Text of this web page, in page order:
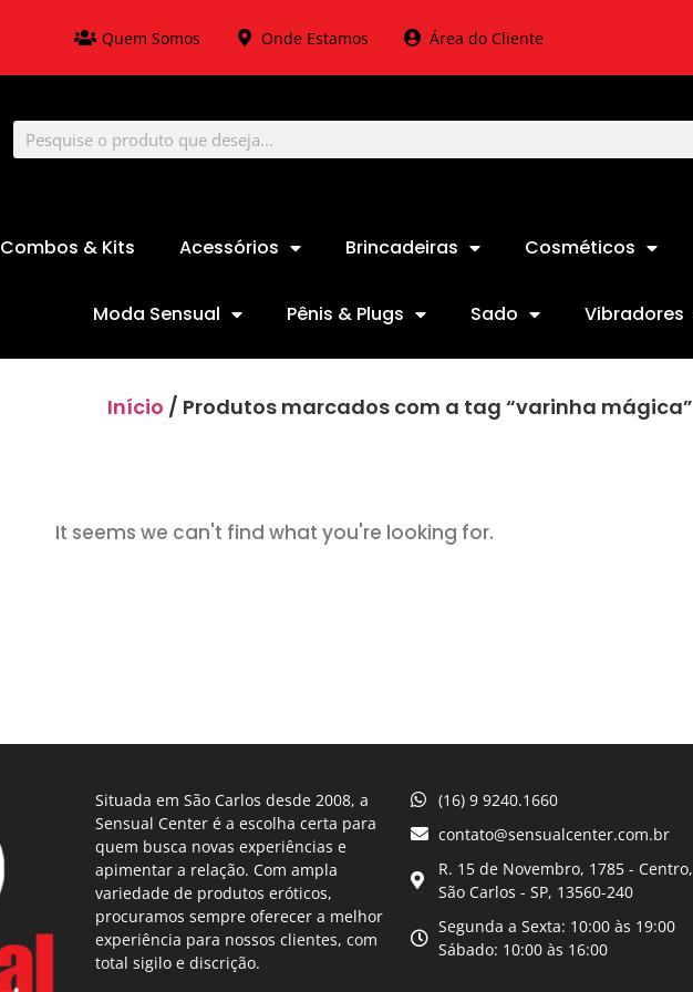
Quem Somos Onde Estamos Área do Cliente
Combos & Kits Acessórios Brincadeiras Cosméticos
Moda Sensual Pênis & Plugs Sado Vibradores
Início / Produtos marcados com a tag “varinha mágica”
It seems we can't find what you're looking for.
Situada em São Carlos desde 2008, a
Sensual Center é a escolha certa para
quem busca novas experiências e
apimentar a relação. Com ampla
variedade de produtos eróticos,
procuramos sempre oferecer a melhor
experiência para nossos clientes, com
total sigilo e discrição.
(16) 9 9240.1660
contato@sensualcenter.com.br
R. 15 de Novembro, 1785 - Centro,
São Carlos - SP, 13560-240
Segunda a Sexta: 10:00 às 19:00
Sábado: 10:00 às 16:00